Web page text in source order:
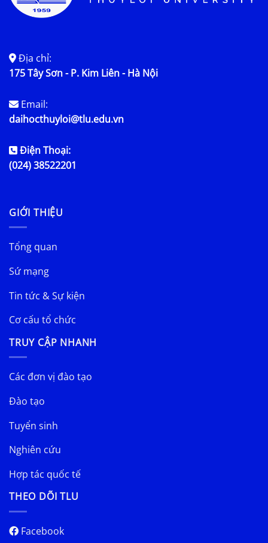
Địa chỉ:
175 Tây Sơn - P. Kim Liên - Hà Nội
Email:
daihocthuyloi@tlu.edu.vn
Điện Thoại:
(024) 38522201
GIỚI THIỆU
Tổng quan
Sứ mạng
Tin tức & Sự kiện
Cơ cấu tổ chức
TRUY CẬP NHANH
Các đơn vị đào tạo
Đào tạo
Tuyển sinh
Nghiên cứu
Hợp tác quốc tế
THEO DÕI TLU
Facebook